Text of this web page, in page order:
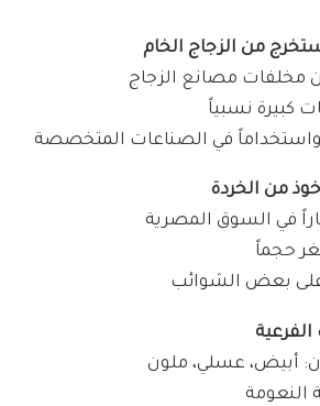
من الزجاج الخام
مخلفات مصانع الزجاج
كبيرة نسبياً
واستخداماً في الصناعات المتخصصة
من الخردة
في السوق المصرية
حجماً
بعض الشوائب
أبيض، عسلي، ملون